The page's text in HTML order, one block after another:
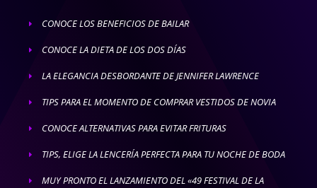
E CONOCE LOS BENEFICIOS DE BAILAR
E CONOCE LA DIETA DE LOS DOS DÍAS
E LA ELEGANCIA DESBORDANTE DE JENNIFER LAWRENCE
E TIPS PARA EL MOMENTO DE COMPRAR VESTIDOS DE NOVIA
E CONOCE ALTERNATIVAS PARA EVITAR FRITURAS
E TIPS, ELIGE LA LENCERÍA PERFECTA PARA TU NOCHE DE BODA
E
MUY PRONTO EL LANZAMIENTO DEL «49 FESTIVAL DE LA